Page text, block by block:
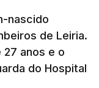
nascido
de Leiria.
anos e o
do Hospital